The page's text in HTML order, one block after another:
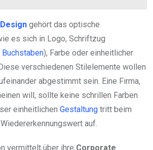
Design gehört das optische
es sich in Logo, Schriftzug
Buchstaben), Farbe oder einheitlicher
verschiedenen Stilelemente wollen
abgestimmt sein. Eine Firma,
will, sollte keine schrillen Farben
einheitlichen Gestaltung tritt beim
auf.
vermittelt über ihre Corporate